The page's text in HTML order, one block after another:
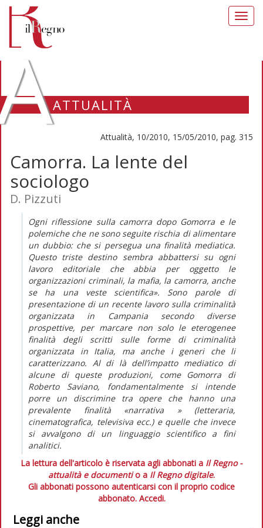
ATTUALITÀ
Attualità, 10/2010, 15/05/2010, pag. 315
Camorra. La lente del
sociologo
D. Pizzuti
Ogni riflessione sulla camorra dopo Gomorra e le
polemiche che ne sono seguite rischia di alimentare
un dubbio: che si persegua una finalità mediatica.
Questo triste destino sembra abbattersi su ogni
lavoro editoriale che abbia per oggetto le
organizzazioni criminali, la mafia, la camorra, anche
se ha una veste scientifica». Sono parole di
presentazione di un recente lavoro sulla criminalità
organizzata in Campania secondo diverse
prospettive, per marcare non solo le eterogenee
finalità degli scritti sulle forme di criminalità
organizzata in Italia, ma anche i generi che li
caratterizzano. Al di là dell’impatto mediatico di
alcune di queste produzioni, come Gomorra di
Roberto Saviano, fondamentalmente si intende
porre un discrimine tra opere che hanno una
prevalente finalità «narrativa » (letteraria,
cinematografica, televisiva ecc.) e quelle che invece
si avvalgono di un linguaggio scientifico a fini
analitici.
La lettura dell'articolo è riservata agli abbonati a Il Regno -
attualità e documentio a Il Regno digitale.
Gli abbonati possono autenticarsi con il proprio codice
abbonato. Accedi.
Leggi anche